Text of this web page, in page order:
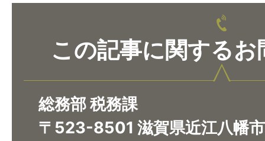
この記事に関するお
総務部 税務課
〒523-8501 滋賀県近江八幡